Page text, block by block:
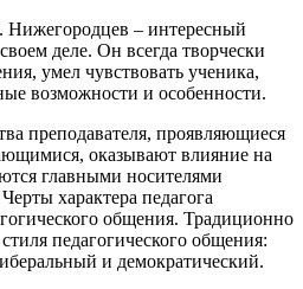
Нижегородцев – интересный
деле. Он всегда творчески
умел чувствовать ученика,
возможности и особенности.
преподавателя, проявляющиеся
оказывают влияние на
главными носителями
характера педагога
общения. Традиционно
педагогического общения:
и демократический.